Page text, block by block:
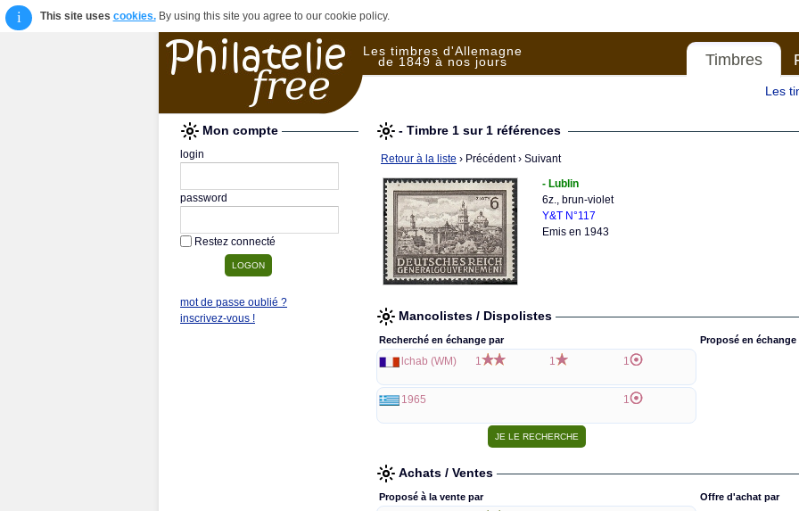
i This site uses cookies.By using this site you agree to our cookie policy.
Les timbres d'Allemagne
de 1849 à nos jours Timbres
Les
Mon compte
login
password
Restez connecté
mot de passe oublié ?
inscrivez-vous !
- Timbre 1 sur 1 références
Retour à la liste › Précédent› Suivant
- Lublin
6z., brun-violet
Y&T N°117
Emis en 1943
Mancolistes / Dispolistes
Recherché en échange par
lchab (WM) 1 1 1
1965 1
Proposé en échange
Achats / Ventes
Proposé à la vente par Offre d'achat par